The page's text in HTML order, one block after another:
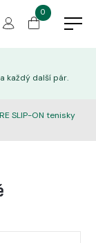
0
každý další pár.
SLIP-ON tenisky